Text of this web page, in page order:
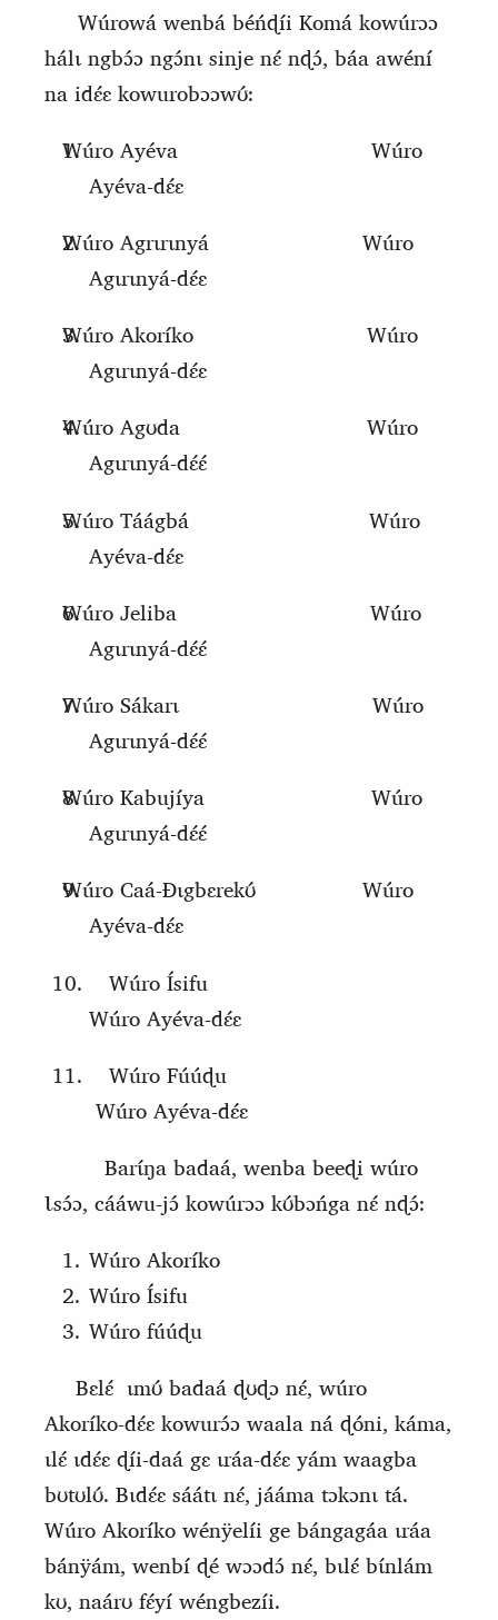
Wúrowá wenbá béńɖíi Komá kowúrɔɔ
hálɩ ngbɔ́ɔ ngɔ́nɩ sinje nɛ́ nɖɔ́, báa awéní
na idɛ́ɛ kowurobɔɔwʊ́:
Wúro Ayéva
Wúro
Ayéva-dɛ́ɛ
Wúro Agrɩrɩnyá
Wúro
Agɩrɩnyá-dɛ́ɛ
Wúro Akoríko
Wúro
Agɩrɩnyá-dɛ́ɛ
Wúro Agʊda
Wúro
Agɩrɩnyá-dɛ́ɛ́
Wúro Táágbá
Wúro
Ayéva-dɛ́ɛ
Wúro Jeliba
Wúro
Agɩrɩnyá-dɛ́ɛ́
Wúro Sákarɩ
Wúro
Agɩrɩnyá-dɛ́ɛ́
Wúro Kabujíya
Wúro
Agɩrɩnyá-dɛ́ɛ́
Wúro Caá-Ɖɩgbɛrekʊ́
Wúro
Ayéva-dɛ́ɛ
Wúro Ísifu
Wúro Ayéva-dɛ́ɛ
Wúro Fúúɖu
Wúro Ayéva-dɛ́ɛ
Barɩ́ŋa badaá, wenba beeɖi wúro
Ɩsɔ́ɔ, cááwu-jɔ́ kowúrɔɔ kʊ́bɔńga nɛ́ nɖɔ́:
Wúro Akoríko
Wúro Ísifu
Wúro fúúɖu
Bɛlɛ́ ɩmʊ́ badaá ɖʊɖɔ nɛ́, wúro
Akoríko‑dɛ́ɛ kowurɔ́ɔ waala ná ɖóni, káma,
ɩlɛ́ ɩdɛ́ɛ ɖíi‑daá gɛ ɩráa‑dɛ́ɛ yám waagba
bʊtʊlʊ́. Bɩdɛ́ɛ sáátɩ nɛ́, jááma tɔkɔnɩ tá.
Wúro Akoríko wénÿelíi ge bángagáa ɩráa
bánÿám, wenbí ɖé wɔɔdɔ́ nɛ́, bɩlɛ́ bɩ́nlám
kʊ, naárʊ fɛ́yí wéngbezíi.